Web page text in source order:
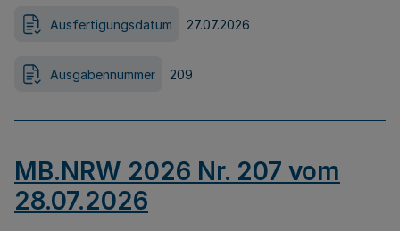
Ausfertigungsdatum 27.07.2026
Ausgabennummer 209
MB.NRW 2026 Nr. 207 vom
28.07.2026